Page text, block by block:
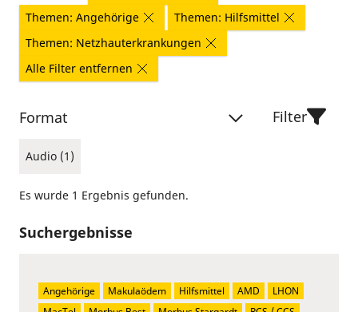
Themen: Angehörige
Themen: Hilfsmittel
Themen: Netzhauterkrankungen
Alle Filter entfernen
Format
Audio (1)
Filter
Es wurde 1 Ergebnis gefunden.
Suchergebnisse
Angehörige Makulaödem Hilfsmittel AMD
LHON